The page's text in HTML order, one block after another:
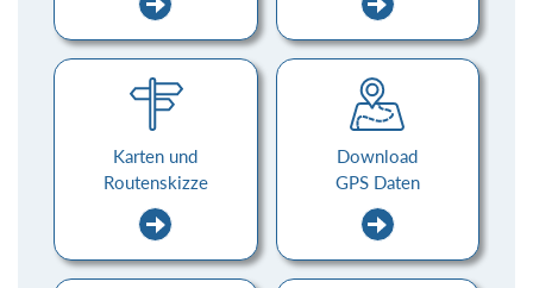
Karten und
Routenskizze
Download
GPS Daten